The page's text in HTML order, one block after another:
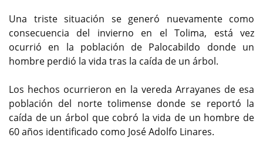
Una triste situación se generó nuevamente como
consecuencia del invierno en el Tolima, está vez
ocurrió en la población de Palocabildo donde un
hombre perdió la vida tras la caída de un árbol.
Los hechos ocurrieron en la vereda Arrayanes de esa
población del norte tolimense donde se reportó la
caída de un árbol que cobró la vida de un hombre de
60 años identificado como José Adolfo Linares.